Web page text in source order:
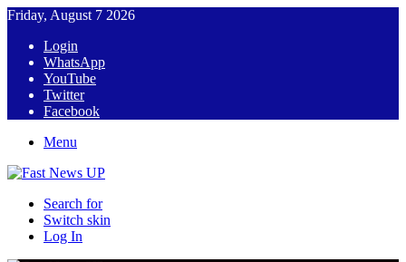
Friday, August 7 2026
Login
WhatsApp
YouTube
Twitter
Facebook
Menu
Search for
Switch skin
Log In